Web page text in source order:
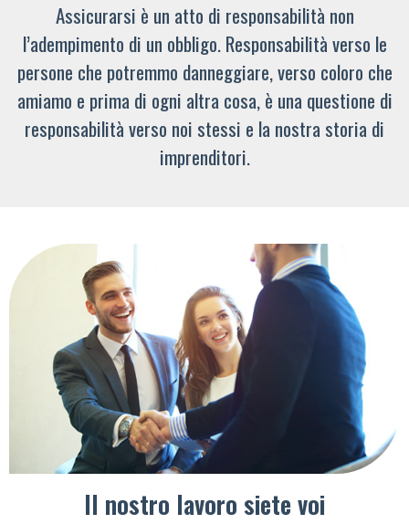
Assicurarsi è un atto di responsabilità non
l’adempimento di un obbligo. Responsabilità verso le
persone che potremmo danneggiare, verso coloro che
amiamo e prima di ogni altra cosa, è una questione di
responsabilità verso noi stessi e la nostra storia di
imprenditori.
Il nostro lavoro siete voi